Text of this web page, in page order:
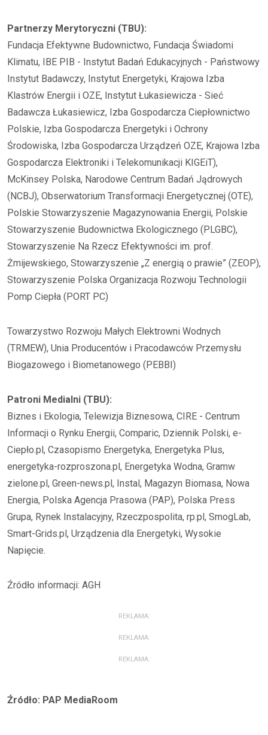
Partnerzy Merytoryczni (TBU):
Fundacja Efektywne Budownictwo, Fundacja Świadomi
Klimatu, IBE PIB - Instytut Badań Edukacyjnych - Państwowy
Instytut Badawczy, Instytut Energetyki, Krajowa Izba
Klastrów Energii i OZE, Instytut Łukasiewicza - Sieć
Badawcza Łukasiewicz, Izba Gospodarcza Ciepłownictwo
Polskie, Izba Gospodarcza Energetyki i Ochrony
Środowiska, Izba Gospodarcza Urządzeń OZE, Krajowa Izba
Gospodarcza Elektroniki i Telekomunikacji KIGEiT),
McKinsey Polska, Narodowe Centrum Badań Jądrowych
(NCBJ), Obserwatorium Transformacji Energetycznej (OTE),
Polskie Stowarzyszenie Magazynowania Energii, Polskie
Stowarzyszenie Budownictwa Ekologicznego (PLGBC),
Stowarzyszenie Na Rzecz Efektywności im. prof.
Żmijewskiego, Stowarzyszenie „Z energią o prawie” (ZEOP),
Stowarzyszenie Polska Organizacja Rozwoju Technologii
Pomp Ciepła (PORT PC)
Towarzystwo Rozwoju Małych Elektrowni Wodnych
(TRMEW), Unia Producentów i Pracodawców Przemysłu
Biogazowego i Biometanowego (PEBBI)
Patroni Medialni (TBU):
Biznes i Ekologia, Telewizja Biznesowa, CIRE - Centrum
Informacji o Rynku Energii, Comparic, Dziennik Polski, e-
Ciepło.pl, Czasopismo Energetyka, Energetyka Plus,
energetyka-rozproszona.pl, Energetyka Wodna, Gramw
zielone.pl, Green-news.pl, Instal, Magazyn Biomasa, Nowa
Energia, Polska Agencja Prasowa (PAP), Polska Press
Grupa, Rynek Instalacyjny, Rzeczpospolita, rp.pl, SmogLab,
Smart-Grids.pl, Urządzenia dla Energetyki, Wysokie
Napięcie.
Źródło informacji: AGH
REKLAMA:
REKLAMA:
REKLAMA:
Źródło: PAP MediaRoom